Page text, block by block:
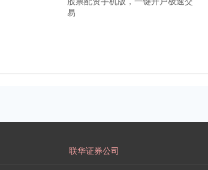
易
联华证券公司